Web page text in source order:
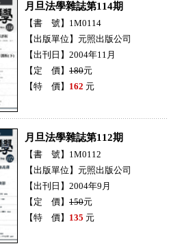
月旦法學雜誌第114期
【書 號】1M0114
【出版單位】元照出版公司
【出刊日】2004年11月
【定 價】 180元
【特 價】 162 元
月旦法學雜誌第112期
【書 號】1M0112
【出版單位】元照出版公司
【出刊日】2004年9月
【定 價】 150元
【特 價】 135 元